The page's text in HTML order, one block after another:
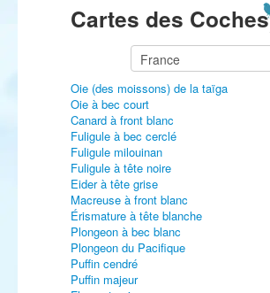
Cartes des Coches
Oie (des moissons) de la taïga
Oie à bec court
Canard à front blanc
Fuligule à bec cerclé
Fuligule milouinan
Fuligule à tête noire
Eider à tête grise
Macreuse à front blanc
Érismature à tête blanche
Plongeon à bec blanc
Plongeon du Pacifique
Puffin cendré
Puffin majeur